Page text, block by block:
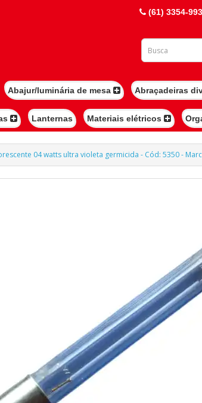
(61) 3354-
Abajur/luminária de mesa Abraçadeiras
Lanternas Materiais elétricos
04 watts ultra violeta germicida - Cód: 5350 -